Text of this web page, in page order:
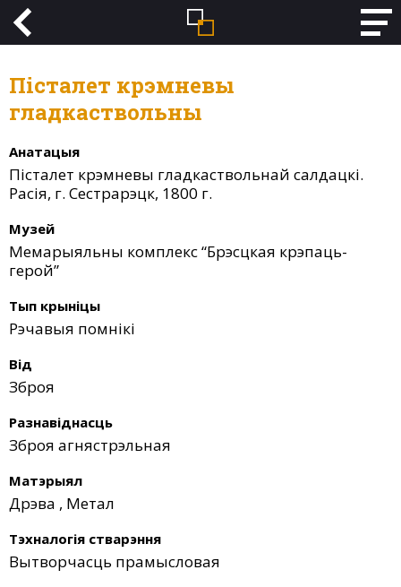
Пісталет крэмневы
гладкаствольны
Анатацыя
Пісталет крэмневы гладкаствольнай салдацкі.
Расія, г. Сестрарэцк, 1800 г.
Музей
Мемарыяльны комплекс “Брэсцкая крэпаць-
герой”
Тып крыніцы
Рэчавыя помнікі
Від
Зброя
Разнавіднасць
Зброя агнястрэльная
Матэрыял
Дрэва , Метал
Тэхналогія стварэння
Вытворчасць прамысловая